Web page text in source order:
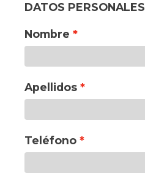
DATOS PERSONALES
Nombre
Apellidos
Teléfono